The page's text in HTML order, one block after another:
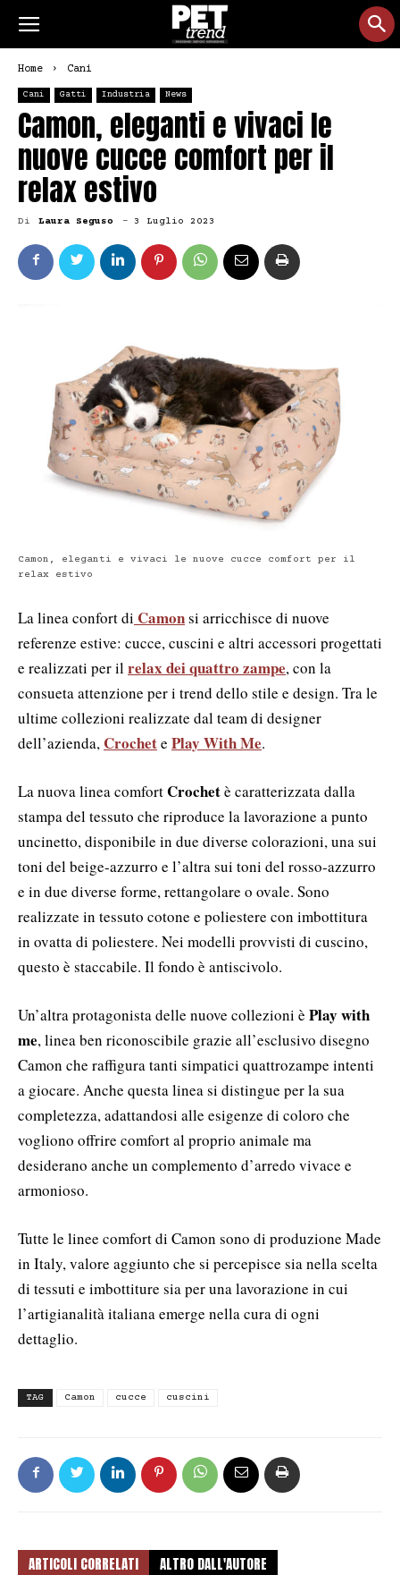
Home Cani
Cani Gatti Industria News
Camon, eleganti e vivaci le
nuove cucce comfort per il
relax estivo
Di Laura Seguso - 3 Luglio 2023
Camon, eleganti e vivaci le nuove cucce comfort per il
relax estivo
La linea confort di Camonsi arricchisce di nuove
referenze estive: cucce, cuscini e altri accessori progettati
e realizzati per ilrelax dei quattro zampe, con la
consueta attenzione per i trend dello stile e design. Tra le
ultime collezioni realizzate dal team di designer
dell’azienda, Crochete Play With Me.
La nuova linea comfortCrochetè caratterizzata dalla
stampa del tessuto che riproduce la lavorazione a punto
uncinetto, disponibile in due diverse colorazioni, una sui
toni del beige-azzurro e l’altra sui toni del rosso-azzurro
e in due diverse forme, rettangolare o ovale. Sono
realizzate in tessuto cotone e poliestere con imbottitura
in ovatta di poliestere. Nei modelli provvisti di cuscino,
questo è staccabile. Il fondo è antiscivolo.
Un’altra protagonista delle nuove collezioni è Play with
me, linea ben riconoscibile grazie all’esclusivo disegno
Camon che raffigura tanti simpatici quattrozampe intenti
a giocare. Anche questa linea si distingue per la sua
completezza, adattandosi alle esigenze di coloro che
vogliono offrire comfort al proprio animale ma
desiderano anche un complemento d’arredo vivace e
armonioso.
Tutte le linee comfort di Camon sono di produzione Made
in Italy, valore aggiunto che si percepisce sia nella scelta
di tessuti e imbottiture sia per una lavorazione in cui
l’artigianalità italiana emerge nella cura di ogni
dettaglio.
TAG Camon cucce cuscini
ARTICOLI CORRELATI ALTRO DALL'AUTORE